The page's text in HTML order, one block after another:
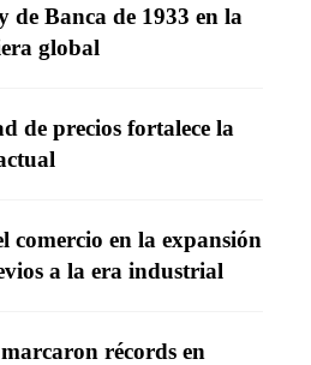
de Banca de 1933 en la
global
de precios fortalece la
comercio en la expansión
a la era industrial
récords en